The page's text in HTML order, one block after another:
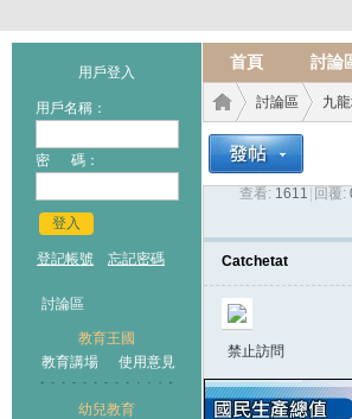
用戶登入
用戶名稱：
密 碼：
登入
登記帳號 忘記密碼
討論區
教育王國
教育講場
使用意見
幼兒教育
首頁 討論
討論區
›
九
查看: 1611 回覆:
Catchetat
禁止訪問